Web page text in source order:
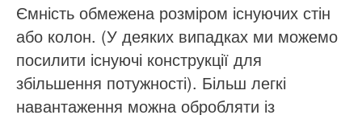
Ємність обмежена розміром існуючих стін
або колон. (У деяких випадках ми можемо
посилити існуючі конструкції для
збільшення потужності). Більш легкі
навантаження можна обробляти із